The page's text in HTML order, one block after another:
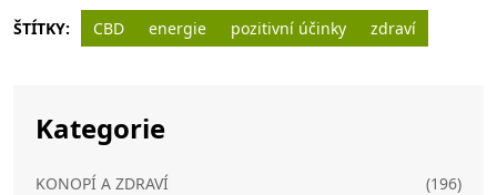
ŠTÍTKY: CBD energie pozitivní účinky zdraví
Kategorie
KONOPÍ A ZDRAVÍ
(196)